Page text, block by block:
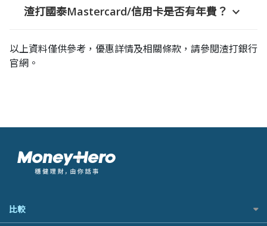
渣打國泰Mastercard/信用卡是否有年費？ expand_more
以上資料僅供參考，優惠詳情及相關條款，請參閱渣打銀行
官網。
比較